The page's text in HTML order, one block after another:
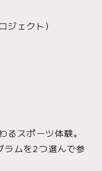
ジェクト）
るスポーツ体験。
ラムを2つ選んで参